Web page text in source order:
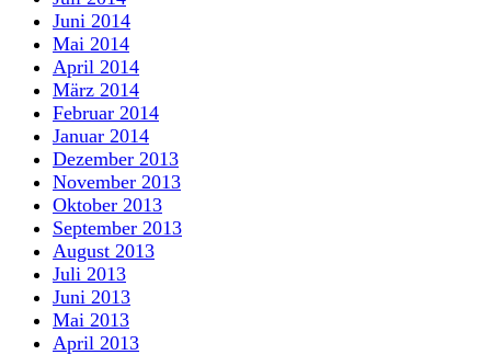
Juni 2014
Mai 2014
April 2014
März 2014
Februar 2014
Januar 2014
Dezember 2013
November 2013
Oktober 2013
September 2013
August 2013
Juli 2013
Juni 2013
Mai 2013
April 2013